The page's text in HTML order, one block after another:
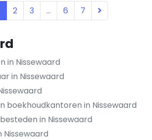
in Nissewaard
in Nissewaard
boekhoudkantoren in Nissewaard
in Nissewaard
Nissewaard
2 3 ... 6 7